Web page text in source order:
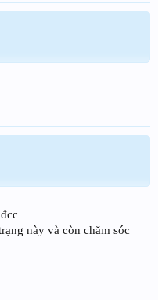
này và còn chăm sóc